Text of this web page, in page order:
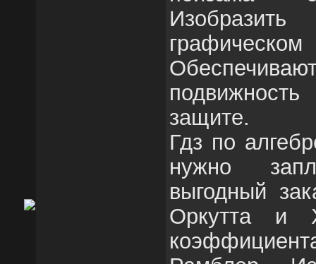
защите.
Гдз по
нужно
выгодный
Оркутта и